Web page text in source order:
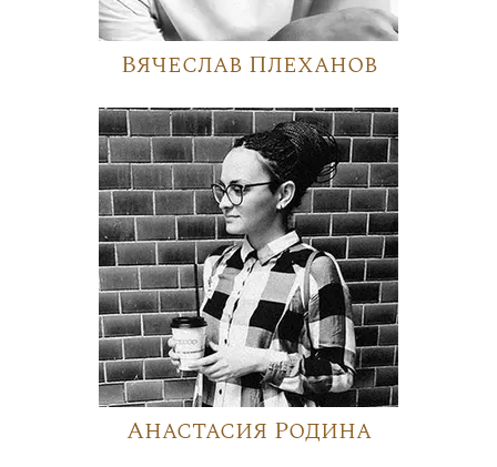
Вячеслав Плеханов
Анастасия Родина